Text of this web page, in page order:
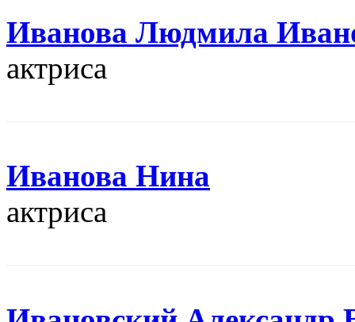
Иванова Людмила
актриса
Иванова Нина
актриса